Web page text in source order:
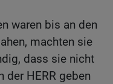
waren bis an den
machten sie
dass sie nicht
der HERR geben